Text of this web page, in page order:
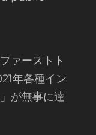
ァーストト
年各種イン
が無事に達